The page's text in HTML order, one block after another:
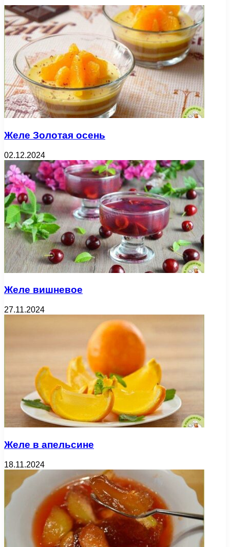
Желе Золотая осень
02.12.2024
Желе вишневое
27.11.2024
Желе в апельсине
18.11.2024